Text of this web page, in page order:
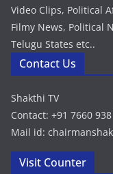
Video Clips, Political
Filmy News, Political
Telugu States etc..
Contact Us
Shakthi TV
Contact: +91 7660
Mail id:
Visit Counter